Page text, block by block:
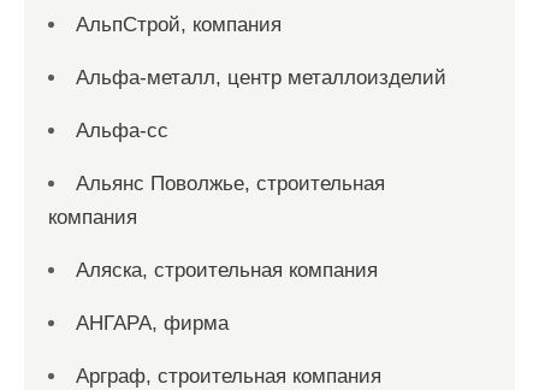
АльпСтрой, компания
Альфа-металл, центр металлоизделий
Альфа-сс
Альянс Поволжье, строительная
компания
Аляска, строительная компания
АНГАРА, фирма
Арграф, строительная компания